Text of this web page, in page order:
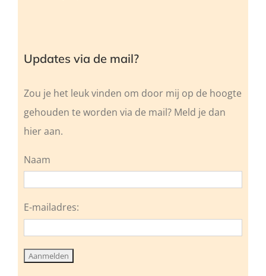
Updates via de mail?
Zou je het leuk vinden om door mij op de hoogte
gehouden te worden via de mail? Meld je dan
hier aan.
Naam
E-mailadres: